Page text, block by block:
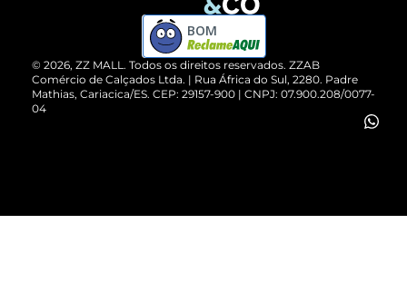
Cartão Presente
Vendas Corporativas
Compre pelo WhatsApp
© 2026, ZZ MALL. Todos os direitos reservados. ZZAB
Comércio de Calçados Ltda. | Rua África do Sul, 2280. Padre
Mathias, Cariacica/ES. CEP: 29157-900 | CNPJ: 07.900.208/0077-
04
BOM